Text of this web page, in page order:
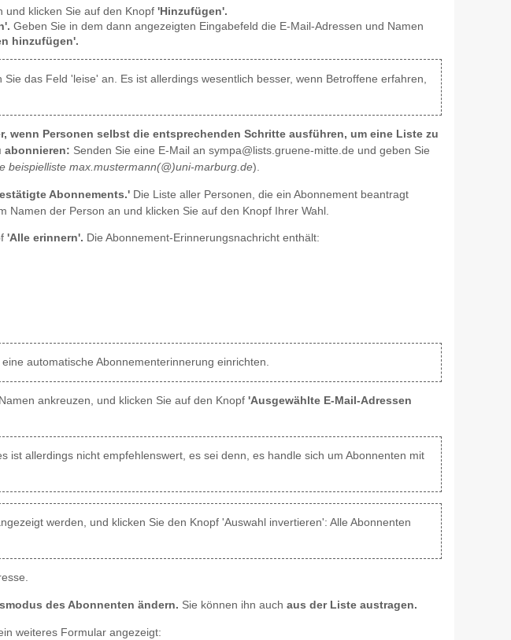
und klicken Sie auf den Knopf 'Hinzufügen'.
Geben Sie in dem dann angezeigten Eingabefeld die E-Mail-Adressen und Namen
hinzufügen'.
das Feld 'leise' an. Es ist allerdings wesentlich besser, wenn Betroffene erfahren,
wenn Personen selbst die entsprechenden Schritte ausführen, um eine Liste zu
abonnieren: Senden Sie eine E-Mail an sympa@lists.gruene-mitte.de und geben Sie
beispielliste max.mustermann(@)uni-marburg.de).
Abonnements.' Die Liste aller Personen, die ein Abonnement beantragt
der Person an und klicken Sie auf den Knopf Ihrer Wahl.
'Alle erinnern'. Die Abonnement-Erinnerungsnachricht enthält:
automatische Abonnementerinnerung einrichten.
ankreuzen, und klicken Sie auf den Knopf 'Ausgewählte E-Mail-Adressen
allerdings nicht empfehlenswert, es sei denn, es handle sich um Abonnenten mit
werden, und klicken Sie den Knopf 'Auswahl invertieren': Alle Abonnenten
des Abonnenten ändern. Sie können ihn auch aus der Liste austragen.
weiteres Formular angezeigt: